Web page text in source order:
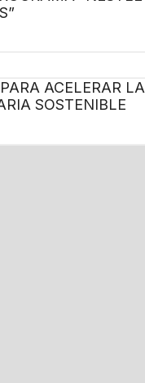
ACELERAR LA
SOSTENIBLE